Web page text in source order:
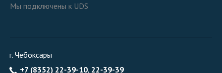
Мы подключены к UDS
г. Чебоксары
+7 (8352) 22-39-10, 22-39-39